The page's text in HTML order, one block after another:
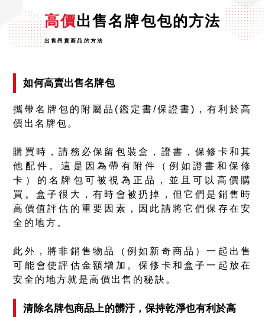
高價出售名牌包包的方法
出售昂貴商品的方法
如何高賣出售名牌包
攜帶名牌包的附屬品(鑑定書/保證書)，有利於高
價出名牌包。
購買時，請務必保留包裝盒，證書，保修卡和其
他配件。這是因為帶有附件（例如證書和保修
卡）的名牌包可被視為正品，並且可以高價購
買。盒子很大，有時會被扔掉，但它們是銷售時
高價值評估的重要因素，因此請將它們保存在安
全的地方。
此外，將非銷售物品（例如新奇商品）一起出售
可能會使評估金額增加。保修卡和盒子一起放在
安全的地方就是高價出售的秘訣。
清除名牌包商品上的髒汙，保持乾淨也有利於高